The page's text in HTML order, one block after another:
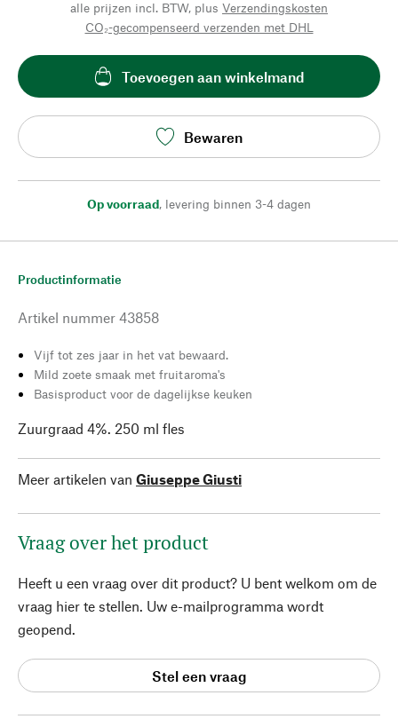
alle prijzen incl. BTW, plus Verzendingskosten
CO₂-gecompenseerd verzenden met DHL
Toevoegen aan winkelmand
Bewaren
Op voorraad, levering binnen 3-4 dagen
Productinformatie
Artikel nummer 43858
Vijf tot zes jaar in het vat bewaard.
Mild zoete smaak met fruitaroma's
Basisproduct voor de dagelijkse keuken
Zuurgraad 4%. 250 ml fles
Meer artikelen van Giuseppe Giusti
Vraag over het product
Heeft u een vraag over dit product? U bent welkom om de
vraag hier te stellen. Uw e-mailprogramma wordt
geopend.
Stel een vraag